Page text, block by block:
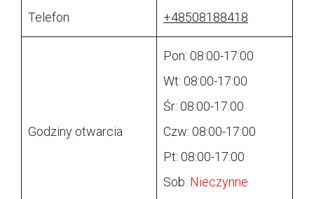
Telefon +48508188418
Godziny otwarcia
Pon: 08:00-17:00
Wt: 08:00-17:00
Śr: 08:00-17:00
Czw: 08:00-17:00
Pt: 08:00-17:00
Sob: Nieczynne